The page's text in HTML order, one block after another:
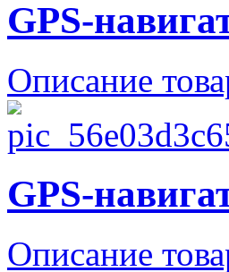
GPS-
Описание
GPS-
Описание